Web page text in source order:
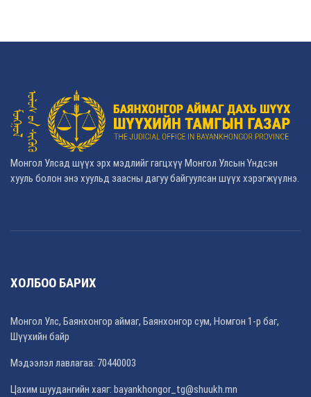
Монгол Улсад шүүх эрх мэдлийг гагцхүү Монгол Улсын Үндсэн
хууль болон энэ хуульд заасны дагуу байгуулсан шүүх хэрэгжүүлнэ.
ХОЛБОО БАРИХ
Монгол Улс, Баянхонгор аймаг, Баянхонгор сум, Номгон 1-р баг,
Шүүхийн байр
Мэдээлэл лавлагаа: 70440003
Цахим шуудангийн хаяг: bayankhongor_tg@shuukh.mn